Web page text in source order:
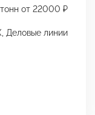
от 22000 ₽
Деловые линии